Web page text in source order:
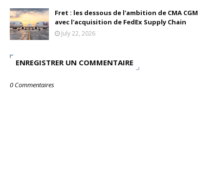
Fret : les dessous de l'ambition de CMA CGM
avec l'acquisition de FedEx Supply Chain
July 22, 2026
ENREGISTRER UN COMMENTAIRE
0 Commentaires